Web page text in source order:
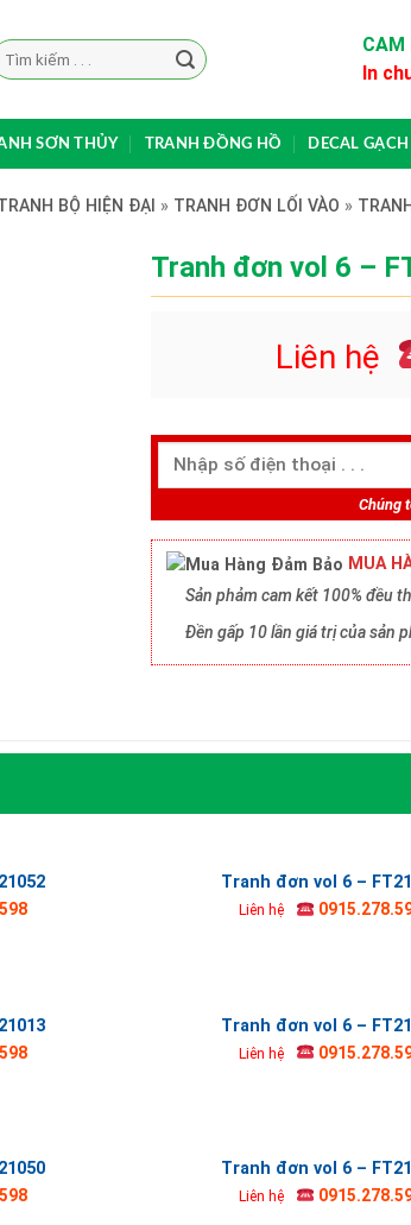
CAM
In
SƠN THỦY TRANH ĐỒNG HỒ DECAL
BỘ HIỆN ĐẠI » TRANH ĐƠN LỐI VÀO »
Tranh đơn vol 6 –
Liên hệ
Chúng
MUA
Sản phảm cam kết 100% đều
Đền gấp 10 lần giá trị của sản
Tranh đơn vol 6 –
Liên hệ
Tranh đơn vol 6 –
Liên hệ
Tranh đơn vol 6 –
Liên hệ